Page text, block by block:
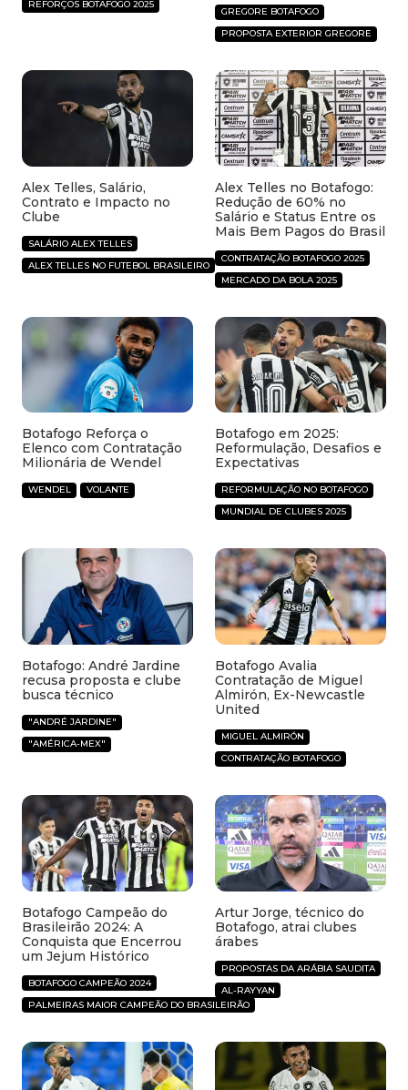
REFORÇOS BOTAFOGO 2025
GREGORE BOTAFOGO
PROPOSTA EXTERIOR GREGORE
Alex Telles, Salário,
Contrato e Impacto no
Clube
SALÁRIO ALEX TELLES
ALEX TELLES NO FUTEBOL BRASILEIRO
Alex Telles no Botafogo:
Redução de 60% no
Salário e Status Entre os
Mais Bem Pagos do Brasil
CONTRATAÇÃO BOTAFOGO 2025
MERCADO DA BOLA 2025
Botafogo Reforça o
Elenco com Contratação
Milionária de Wendel
WENDEL VOLANTE
Botafogo em 2025:
Reformulação, Desafios e
Expectativas
REFORMULAÇÃO NO BOTAFOGO
MUNDIAL DE CLUBES 2025
Botafogo: André Jardine
recusa proposta e clube
busca técnico
"ANDRÉ JARDINE"
"AMÉRICA-MEX"
Botafogo Avalia
Contratação de Miguel
Almirón, Ex-Newcastle
United
MIGUEL ALMIRÓN
CONTRATAÇÃO BOTAFOGO
Botafogo Campeão do
Brasileirão 2024: A
Conquista que Encerrou
um Jejum Histórico
BOTAFOGO CAMPEÃO 2024
PALMEIRAS MAIOR CAMPEÃO DO BRASILEIRÃO
Artur Jorge, técnico do
Botafogo, atrai clubes
árabes
PROPOSTAS DA ARÁBIA SAUDITA
AL-RAYYAN